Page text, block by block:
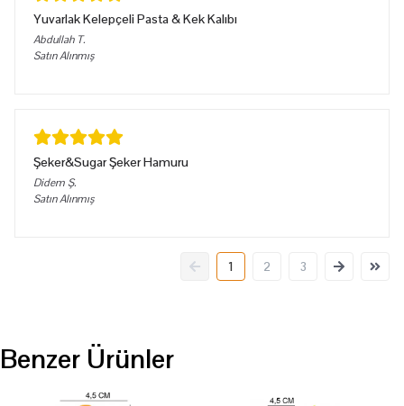
Yuvarlak Kelepçeli Pasta & Kek Kalıbı
Abdullah T.
Satın Alınmış
Şeker&Sugar Şeker Hamuru
Didem Ş.
Satın Alınmış
1 2 3
Benzer Ürünler